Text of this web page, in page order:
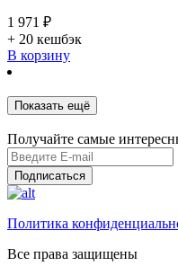
1 971 ₽
+ 20 кешбэк
В корзину
Показать ещё
Получайте самые
Подписаться
Политика
Все права защищены